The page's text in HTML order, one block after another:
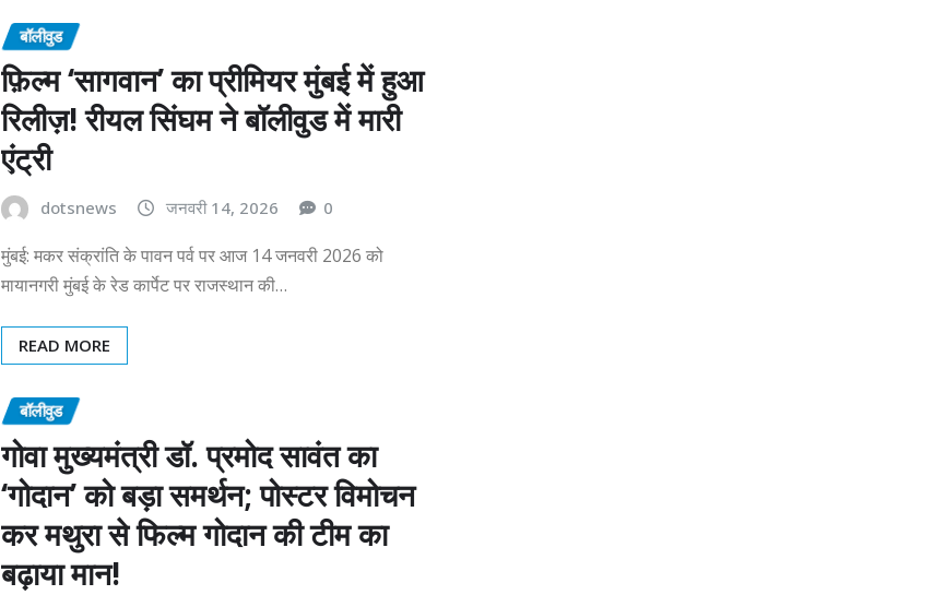
बॉलीवुड
फ़िल्म ‘सागवान’ का प्रीमियर मुंबई में हुआ
रिलीज़! रीयल सिंघम ने बॉलीवुड में मारी
एंट्री
dotsnews जनवरी 14, 2026 0
मुंबई: मकर संक्रांति के पावन पर्व पर आज 14 जनवरी 2026 को
मायानगरी मुंबई के रेड कार्पेट पर राजस्थान की…
READ MORE
बॉलीवुड
गोवा मुख्यमंत्री डॉ. प्रमोद सावंत का
‘गोदान’ को बड़ा समर्थन; पोस्टर विमोचन
कर मथुरा से फिल्म गोदान की टीम का
बढ़ाया मान!